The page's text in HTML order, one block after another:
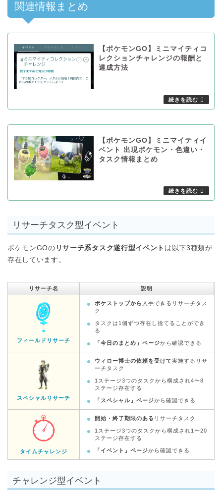
関連情報まとめ
【ポケモンGO】ミニマイティコ
レクションチャレンジの報酬と
達成方法
【ポケモンGO】ミニマイティイ
ベント 出現ポケモン・色違い・
タスク情報まとめ
リサーチタスク型イベント
ポケモンGOの リサーチ系タスク遂行型イベント は以下3種類が
存在しています。
リサーチ名 説明
フィールドリサーチ
ポケストップから 入手できるリサーチタス
ク
タスクは1個ずつ存在し捨てることができ
る
「今日のまとめ」ページから確認できる
スペシャルリサーチ
ウィロー博士の依頼を受けて実施するリサ
ーチタスク
1ステージ3つのタスクから構成され4〜8
ステージ存在する
「スペシャル」ページから確認できる
タイムチャレンジ
開始・終了期限のある リサーチタスク
1ステージ3つのタスクから構成され1〜20
ステージ存在する
「イベント」ページから確認できる
チャレンジ型イベント